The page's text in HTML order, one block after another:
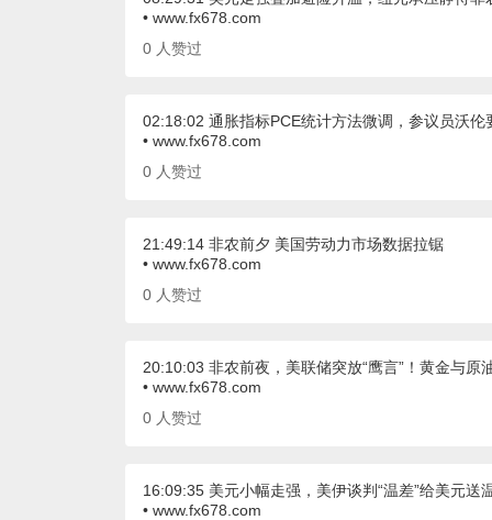
• www.fx678.com
0 人赞过
02:18:02 通胀指标PCE统计方法微调，参议员沃伦
• www.fx678.com
0 人赞过
21:49:14 非农前夕 美国劳动力市场数据拉锯
• www.fx678.com
0 人赞过
20:10:03 非农前夜，美联储突放“鹰言”！黄金与原
• www.fx678.com
0 人赞过
16:09:35 美元小幅走强，美伊谈判“温差”给美元送
• www.fx678.com